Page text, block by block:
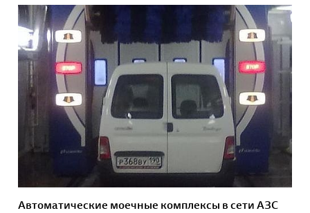
Автоматические моечные комплексы в сети АЗС